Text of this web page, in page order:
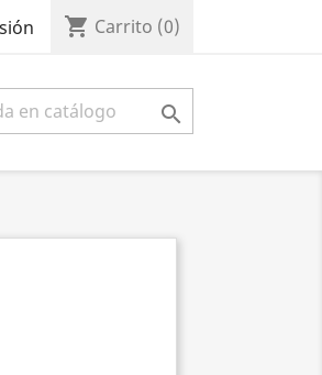
shopping_cart Carrito (0)
